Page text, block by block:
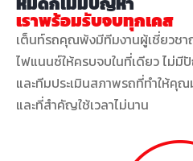
เราพร้อมรับจบทุกเคส
เต็นท์รถคุณพ้งมีทีมงานผู้เชี่ยว
ไฟแนนซ์ให้ครบจบในที่เดียว ไม่
และทีมประเมินสภาพรถที่ทำให้คุ
และที่สำคัญใช้เวลาไม่นาน